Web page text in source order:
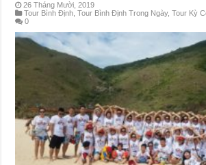
26 Tháng Mười, 2019
Tour Bình Định ,Tour Bình Định Trong Ngày,Tour Kỳ
0